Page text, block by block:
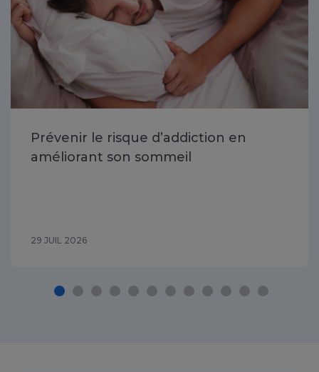
Prévenir le risque d’addiction en
améliorant son sommeil
29 JUIL 2026